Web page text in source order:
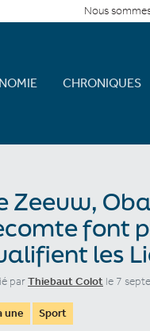
Nous
CHRONIQUES
Zeeuw,
font
les
parThiebaut Colot le 7
une Sport